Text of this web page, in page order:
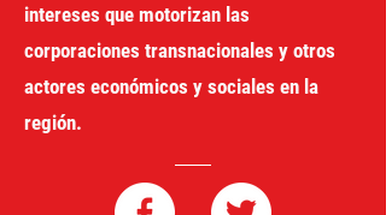
intereses que motorizan las
corporaciones transnacionales y otros
actores económicos y sociales en la
región.